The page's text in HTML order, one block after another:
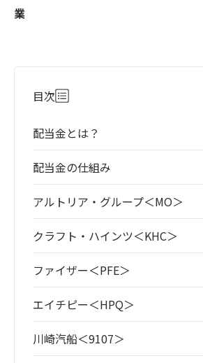
業
目次
配当金とは？
配当金の仕組み
アルトリア・グループ＜MO＞
クラフト・ハインツ＜KHC＞
ファイザー＜PFE＞
エイチピー＜HPQ＞
川崎汽船＜9107＞